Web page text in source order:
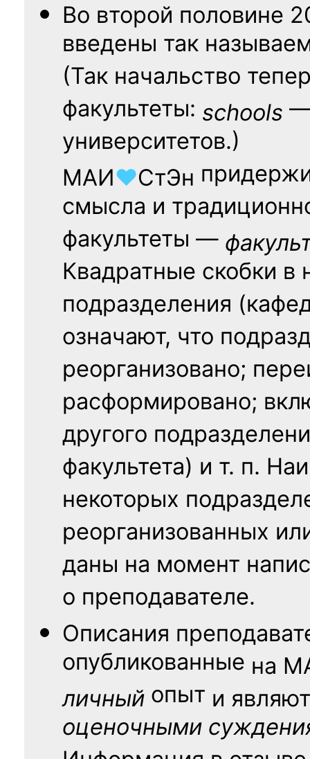
Во второй половине
введены так
(Так начальство
факультеты: schools —
университетов.)
МАИ♥СтЭн
смысла и
факультеты —
Квадратные скобки в
подразделения
означают, что
реорганизовано;
расформировано;
другого
факультета) и т. п.
некоторых
реорганизованных
даны на момент
о преподавателе.
Описания
опубликованные на
личный опыт и
оценочными